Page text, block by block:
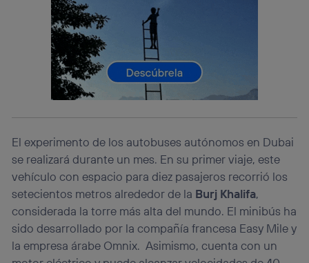
El experimento de los autobuses autónomos en Dubai
se realizará durante un mes. En su primer viaje, este
vehículo con espacio para diez pasajeros recorrió los
setecientos metros alrededor de la Burj Khalifa,
considerada la torre más alta del mundo. El minibús ha
sido desarrollado por la compañía francesa Easy Mile y
la empresa árabe Omnix. Asimismo, cuenta con un
Si utilizas unaconexión de banda ancha
el marketing o análisis se realizará en función de las
actividades de navegación de los miembros del hogar
que hayan dado su consentimiento.
Si utilizasdatos móviles, el marketing será más
personalizado, ya que se basará únicamente en la
navegación del usuario del móvil.
Puedes gestionar los consentimientos Utiq seleccionando
visitando el portal de privacidad de Utiq
(“consenthub”). Para más información, consulta
la política de privacidad de Utiq.